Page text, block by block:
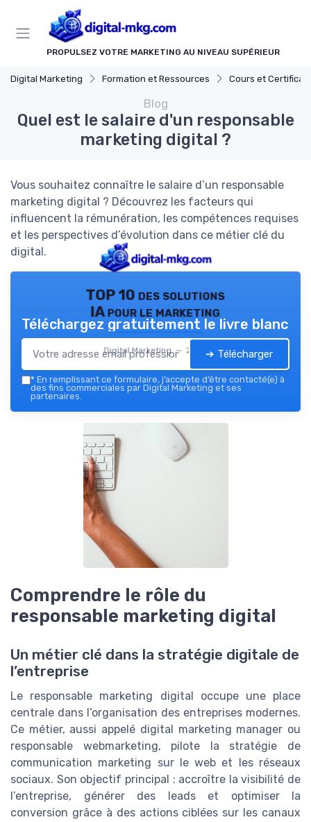
PROPULSEZ VOTRE MARKETING AU NIVEAU SUPÉRIEUR
Digital Marketing Formation et Ressources Cours et Certifications en
Blog
Quel est le salaire d'un responsable
marketing digital ?
Vous souhaitez connaître le salaire d’un responsable
marketing digital ? Découvrez les facteurs qui
influencent la rémunération, les compétences requises
et les perspectives d’évolution dans ce métier clé du
digital.
TOP 10 des solutions
IA pour le marketing
Digital Marketing — 2026
Téléchargez gratuitement le livre blanc
➔ Télécharger
* En remplissant ce formulaire, j’accepte d’être contacté(e) à
des fins commerciales par Digital Marketing et ses
partenaires.
Comprendre le rôle du
responsable marketing digital
Un métier clé dans la stratégie digitale de
l’entreprise
Le responsable marketing digital occupe une place
centrale dans l’organisation des entreprises modernes.
Ce métier, aussi appelé digital marketing manager ou
responsable webmarketing, pilote la stratégie de
communication marketing sur le web et les réseaux
sociaux. Son objectif principal : accroître la visibilité de
l’entreprise, générer des leads et optimiser la
conversion grâce à des actions ciblées sur les canaux
Panneau de gestion des cookies